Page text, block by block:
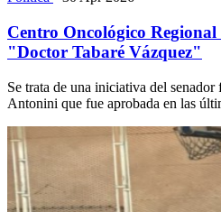
Centro Oncológico
"Doctor Tabaré Vázquez"
Se trata de una iniciativa del
Antonini que fue aprobada en las